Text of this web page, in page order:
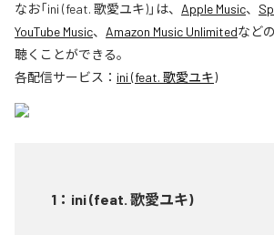
なお「ini (feat. 歌愛ユキ)」は、 Apple Music、
YouTube Music、 Amazon Music Unlimitedなど
聴くことができる。
各配信サービス： ini (feat. 歌愛ユキ)
1 ： ini (feat. 歌愛ユキ)